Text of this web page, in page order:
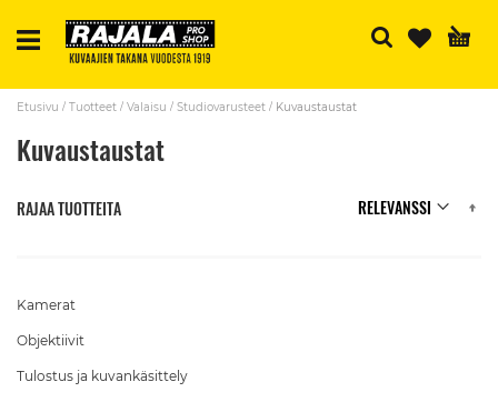
Etusivu Tuotteet Valaisu Studiovarusteet Kuvaustaustat
Kuvaustaustat
Kamerat
Objektiivit
Tulostus ja kuvankäsittely
RAJAA TUOTTEITA